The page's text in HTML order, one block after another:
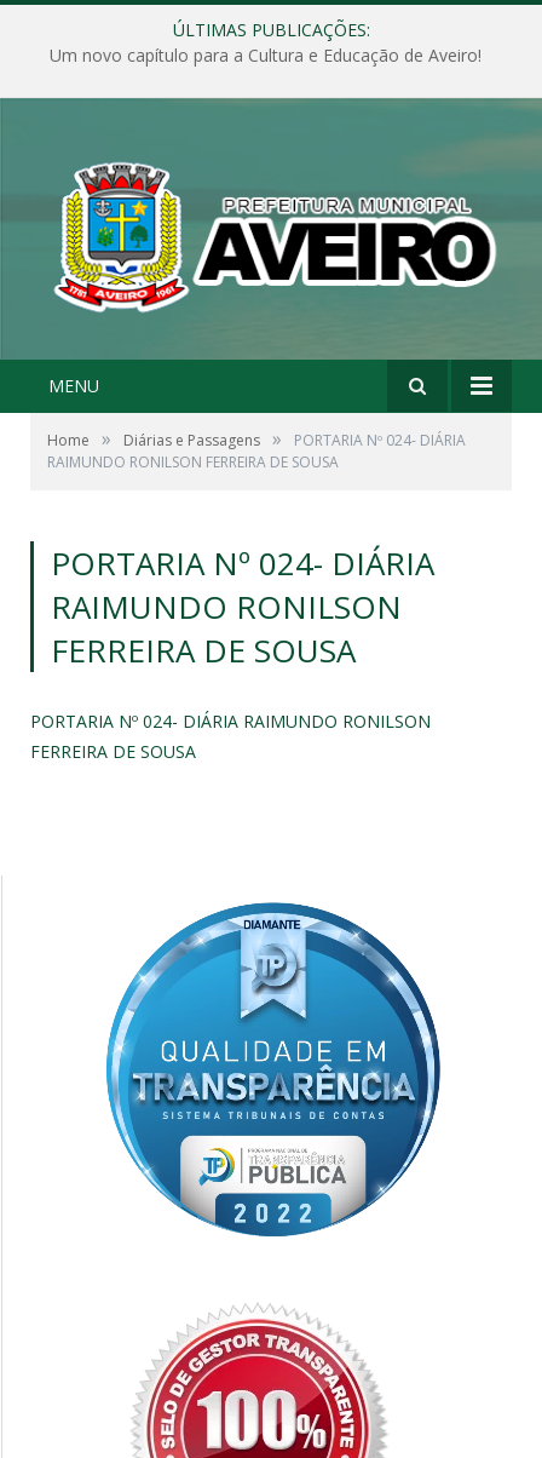
ÚLTIMAS PUBLICAÇÕES:
Um novo capítulo para a Cultura e Educação de Aveiro!
MENU
Home » Diárias e Passagens »
PORTARIA Nº 024- DIÁRIA
RAIMUNDO RONILSON FERREIRA DE SOUSA
PORTARIA Nº 024- DIÁRIA
RAIMUNDO RONILSON
FERREIRA DE SOUSA
PORTARIA Nº 024- DIÁRIA RAIMUNDO RONILSON
FERREIRA DE SOUSA